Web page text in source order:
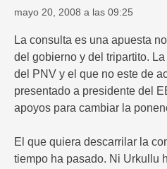
mayo 20, 2008 a las 09:25
La consulta es una apuesta
del gobierno y del tripartito.
del PNV y el que no este de
presentado a presidente del
apoyos para cambiar la
El que quiera descarrilar la
tiempo ha pasado. Ni Urkullu